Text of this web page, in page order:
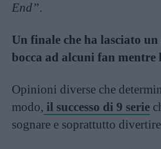
End”.
Un finale che ha lasciato
bocca ad alcuni fan mentre
Opinioni diverse che
modo, il successo di 9 serie
sognare e soprattutto